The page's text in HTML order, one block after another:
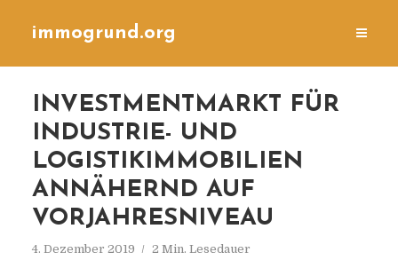
immogrund.org
INVESTMENTMARKT FÜR
INDUSTRIE- UND
LOGISTIKIMMOBILIEN
ANNÄHERND AUF
VORJAHRESNIVEAU
4. Dezember 2019 2 Min. Lesedauer